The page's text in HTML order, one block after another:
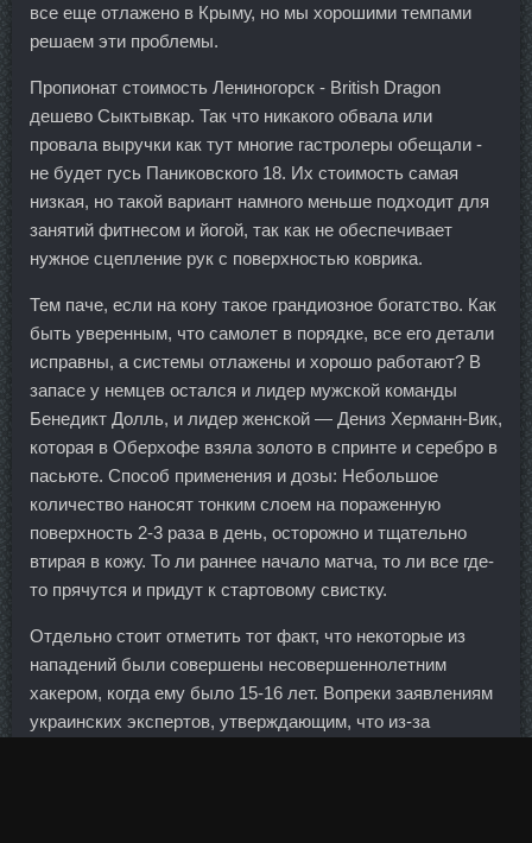
все еще отлажено в Крыму, но мы хорошими темпами
решаем эти проблемы.
Пропионат стоимость Лениногорск - British Dragon
дешево Сыктывкар. Так что никакого обвала или
провала выручки как тут многие гастролеры обещали -
не будет гусь Паниковского 18. Их стоимость самая
низкая, но такой вариант намного меньше подходит для
занятий фитнесом и йогой, так как не обеспечивает
нужное сцепление рук с поверхностью коврика.
Тем паче, если на кону такое грандиозное богатство. Как
быть уверенным, что самолет в порядке, все его детали
исправны, а системы отлажены и хорошо работают? В
запасе у немцев остался и лидер мужской команды
Бенедикт Долль, и лидер женской — Дениз Херманн-Вик,
которая в Оберхофе взяла золото в спринте и серебро в
пасьюте. Способ применения и дозы: Небольшое
количество наносят тонким слоем на пораженную
поверхность 2-3 раза в день, осторожно и тщательно
втирая в кожу. То ли раннее начало матча, то ли все где-
то прячутся и придут к стартовому свистку.
Отдельно стоит отметить тот факт, что некоторые из
нападений были совершены несовершеннолетним
хакером, когда ему было 15-16 лет. Вопреки заявлениям
украинских экспертов, утверждающим, что из-за